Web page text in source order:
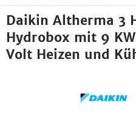
Daikin Altherma 3
Hydrobox mit 9
Volt Heizen und